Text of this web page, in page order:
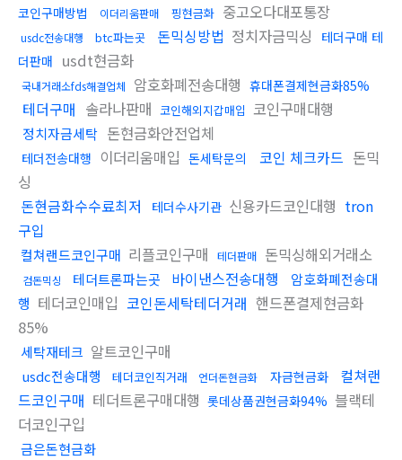
코인구매방법
이더리움판매 핑현금화 중고오다대포통장
usdc전송대행 btc파는곳 돈믹싱방법 정치자금믹싱
테더구매 테
더판매 usdt현금화
국내거래소fds해결업체 암호화폐전송대행 휴대폰결제현금화85%
테더구매 솔라나판매 코인해외지갑매입 코인구매대행
정치자금세탁 돈현금화안전업체
테더전송대행 이더리움매입 돈세탁문의 코인 체크카드 돈믹
싱
돈현금화수수료최저
테더수사기관 신용카드코인대행 tron
구입
컬쳐랜드코인구매 리플코인구매 테더판매 돈믹싱해외거래소
검돈믹싱 테더트론파는곳 바이낸스전송대행
암호화폐전송대
행 테더코인매입 코인돈세탁테더거래 핸드폰결제현금화
85%
세탁재테크 알트코인구매
usdc전송대행 테더코인직거래 언더돈현금화 자금현금화
컬쳐랜
드코인구매 테더트론구매대행 롯데상품권현금화94% 블랙테
더코인구입
금은돈현금화